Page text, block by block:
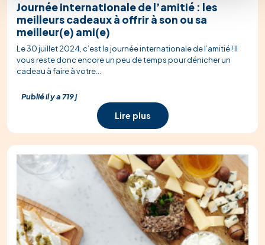
Journée internationale de l’amitié : les
meilleurs cadeaux à offrir à son ou sa
meilleur(e) ami(e)
Le 30 juillet 2024, c’est la journée internationale de l’amitié ! Il
vous reste donc encore un peu de temps pour dénicher un
cadeau à faire à votre...
Publié il y a 719 j
Lire plus